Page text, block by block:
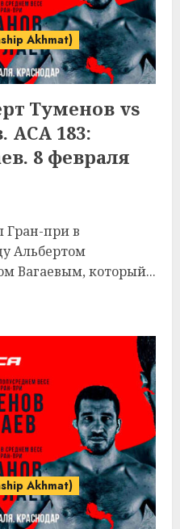
Akhmat)
Туменов vs
ACA 183:
8 февраля
Гран-при в
Альбертом
Вагаевым, который...
Akhmat)